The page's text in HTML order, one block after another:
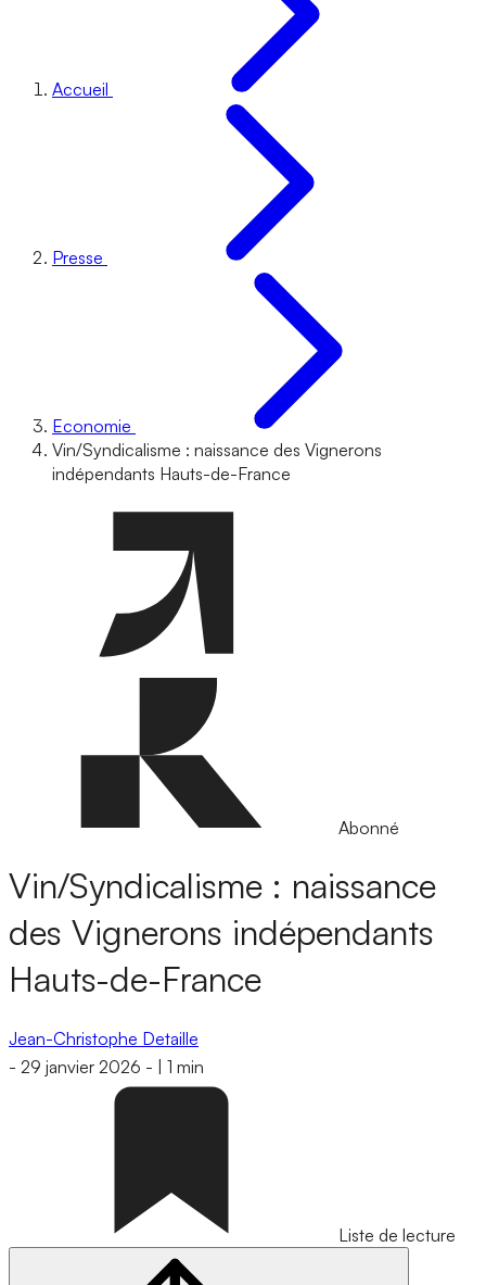
Accueil
Presse
Economie
Vin/Syndicalisme : naissance des Vignerons
indépendants Hauts-de-France
Abonné
Vin/Syndicalisme : naissance
des Vignerons indépendants
Hauts-de-France
Jean-Christophe Detaille
- 29 janvier 2026 - 1 min
Liste de lecture